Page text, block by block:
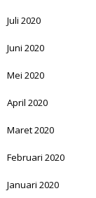
Juli 2020
Juni 2020
Mei 2020
April 2020
Maret 2020
Februari 2020
Januari 2020